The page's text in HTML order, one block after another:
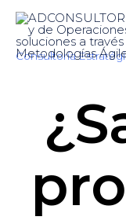
Consultoría